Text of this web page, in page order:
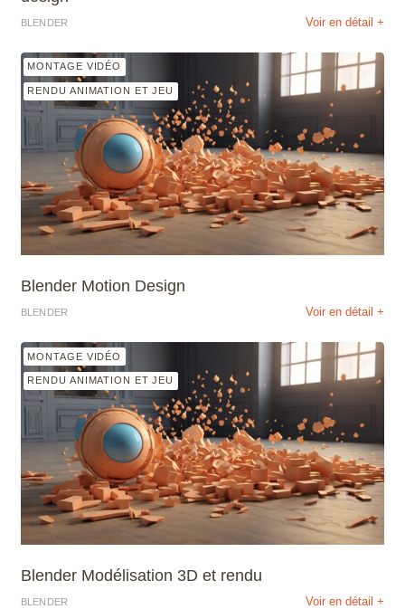
BLENDER Voir en détail +
MONTAGE VIDÉO
RENDU ANIMATION ET JEU
Blender Motion Design
BLENDER Voir en détail +
MONTAGE VIDÉO
RENDU ANIMATION ET JEU
Blender Modélisation 3D et rendu
BLENDER Voir en détail +